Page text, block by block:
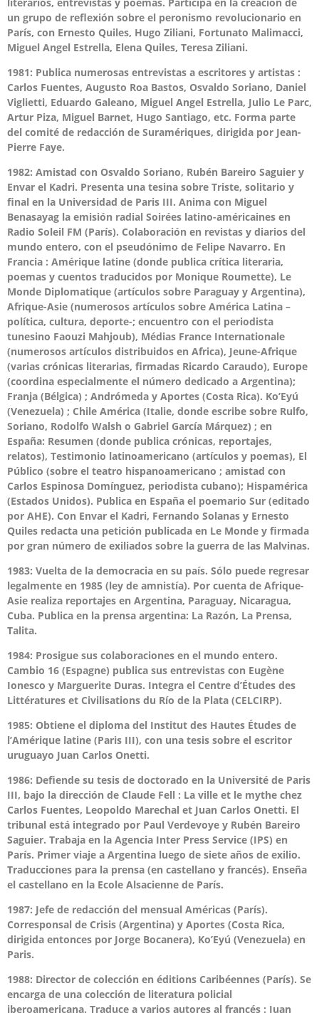
un grupo de reflexión sobre el peronismo revolucionario en
París, con Ernesto Quiles, Hugo Ziliani, Fortunato Malimacci,
Miguel Angel Estrella, Elena Quiles, Teresa Ziliani.
1981: Publica numerosas entrevistas a escritores y artistas :
Carlos Fuentes, Augusto Roa Bastos, Osvaldo Soriano, Daniel
Viglietti, Eduardo Galeano, Miguel Angel Estrella, Julio Le Parc,
Artur Piza, Miguel Barnet, Hugo Santiago, etc. Forma parte
del comité de redacción de Suramériques, dirigida por Jean-
Pierre Faye.
1982: Amistad con Osvaldo Soriano, Rubén Bareiro Saguier y
Envar el Kadri. Presenta una tesina sobre Triste, solitario y
final en la Universidad de Paris III. Anima con Miguel
Benasayag la emisión radial Soirées latino-américaines en
Radio Soleil FM (París). Colaboración en revistas y diarios del
mundo entero, con el pseudónimo de Felipe Navarro. En
Francia : Amérique latine (donde publica crítica literaria,
poemas y cuentos traducidos por Monique Roumette), Le
Monde Diplomatique (artículos sobre Paraguay y Argentina),
Afrique-Asie (numerosos artículos sobre América Latina –
política, cultura, deporte-; encuentro con el periodista
tunesino Faouzi Mahjoub), Médias France Internationale
(numerosos artículos distribuidos en Africa), Jeune-Afrique
(varias crónicas literarias, firmadas Ricardo Caraudo), Europe
(coordina especialmente el número dedicado a Argentina);
Franja (Bélgica) ; Andrómeda y Aportes (Costa Rica). Ko’Eyú
(Venezuela) ; Chile América (Italie, donde escribe sobre Rulfo,
Soriano, Rodolfo Walsh o Gabriel García Márquez) ; en
España: Resumen (donde publica crónicas, reportajes,
relatos), Testimonio latinoamericano (artículos y poemas), El
Público (sobre el teatro hispanoamericano ; amistad con
Carlos Espinosa Domínguez, periodista cubano); Hispamérica
(Estados Unidos). Publica en España el poemario Sur (editado
por AHE). Con Envar el Kadri, Fernando Solanas y Ernesto
Quiles redacta una petición publicada en Le Monde y firmada
por gran número de exiliados sobre la guerra de las Malvinas.
1983: Vuelta de la democracia en su país. Sólo puede regresar
legalmente en 1985 (ley de amnistía). Por cuenta de Afrique-
Asie realiza reportajes en Argentina, Paraguay, Nicaragua,
Cuba. Publica en la prensa argentina: La Razón, La Prensa,
Talita.
1984: Prosigue sus colaboraciones en el mundo entero.
Cambio 16 (Espagne) publica sus entrevistas con Eugène
Ionesco y Marguerite Duras. Integra el Centre d’Études des
Littératures et Civilisations du Río de la Plata (CELCIRP).
1985: Obtiene el diploma del Institut des Hautes Études de
l’Amérique latine (Paris III), con una tesis sobre el escritor
uruguayo Juan Carlos Onetti.
1986: Defiende su tesis de doctorado en la Université de Paris
III, bajo la dirección de Claude Fell : La ville et le mythe chez
Carlos Fuentes, Leopoldo Marechal et Juan Carlos Onetti. El
tribunal está integrado por Paul Verdevoye y Rubén Bareiro
Saguier. Trabaja en la Agencia Inter Press Service (IPS) en
París. Primer viaje a Argentina luego de siete años de exilio.
Traducciones para la prensa (en castellano y francés). Enseña
el castellano en la Ecole Alsacienne de París.
1987: Jefe de redacción del mensual Américas (París).
Corresponsal de Crisis (Argentina) y Aportes (Costa Rica,
dirigida entonces por Jorge Bocanera), Ko’Eyú (Venezuela) en
Paris.
1988: Director de colección en éditions Caribéennes (París). Se
encarga de una colección de literatura policial
iberoamericana. Traduce a varios autores al francés : Juan